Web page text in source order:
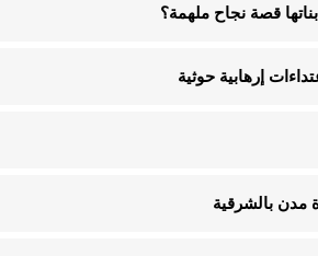
قصة نجاح ملهمة؟